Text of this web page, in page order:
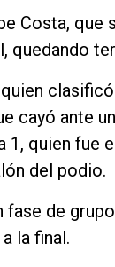
Costa, que
quedando
cayó ante
quien fue
del podio.
de
la final.